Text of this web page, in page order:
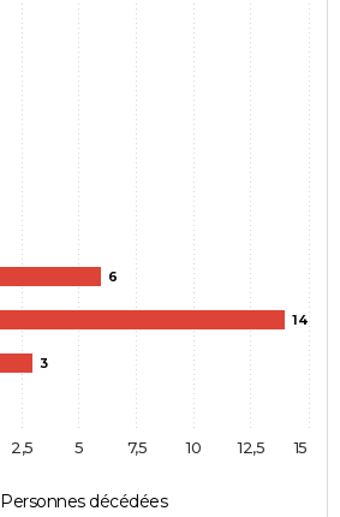
6
14
3
Personnes décédées
2,5 5 7,5 10 12,5 15